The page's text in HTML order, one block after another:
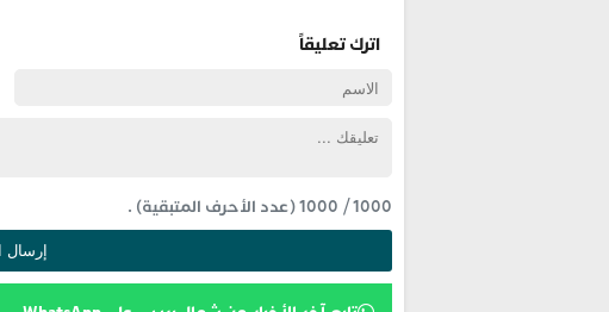
اترك تعليقاً
1000
/
1000(عدد الأحرف المتبقية) .